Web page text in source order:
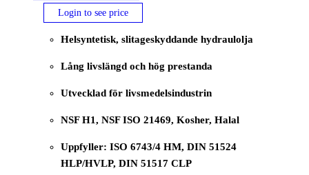
Login to see price
Helsyntetisk, slitageskyddande hydraulolja
Lång livslängd och hög prestanda
Utvecklad för livsmedelsindustrin
NSF H1, NSF ISO 21469, Kosher, Halal
Uppfyller: ISO 6743/4 HM, DIN 51524
HLP/HVLP, DIN 51517 CLP